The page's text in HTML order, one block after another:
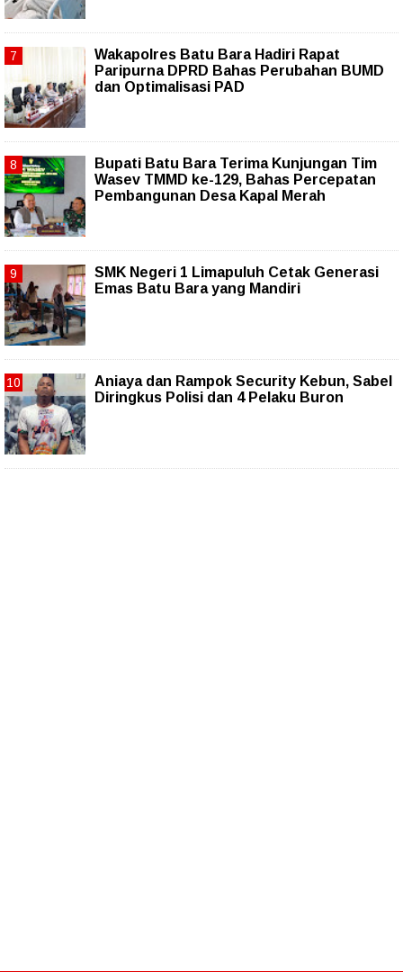
Wakapolres Batu Bara Hadiri Rapat
Paripurna DPRD Bahas Perubahan BUMD
dan Optimalisasi PAD
Bupati Batu Bara Terima Kunjungan Tim
Wasev TMMD ke-129, Bahas Percepatan
Pembangunan Desa Kapal Merah
SMK Negeri 1 Limapuluh Cetak Generasi
Emas Batu Bara yang Mandiri
Aniaya dan Rampok Security Kebun, Sabel
Diringkus Polisi dan 4 Pelaku Buron